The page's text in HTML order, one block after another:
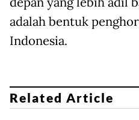
adalah bentuk
Indonesia.
Related Article